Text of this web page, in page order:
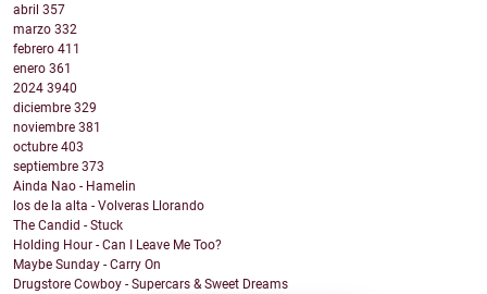
abril 357
marzo 332
febrero 411
enero 361
2024 3940
diciembre 329
noviembre 381
octubre 403
septiembre 373
Ainda Nao - Hamelin
los de la alta - Volveras Llorando
The Candid - Stuck
Holding Hour - Can I Leave Me Too?
Maybe Sunday - Carry On
Drugstore Cowboy - Supercars & Sweet Dreams